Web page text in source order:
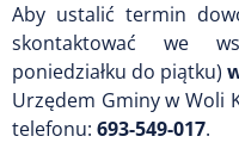
Aby ustalić termin
skontaktować we
poniedziałku do piątku)
Urzędem Gminy w Woli
telefonu: 693-549-017.